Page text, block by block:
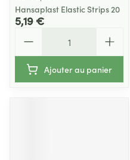
Hansaplast Elastic Strips 20
5,19 €
Ajouter au panier